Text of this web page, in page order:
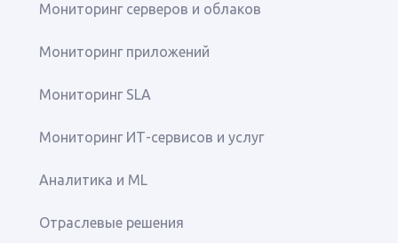
Мониторинг серверов и облаков
Мониторинг приложений
Мониторинг SLA
Мониторинг ИТ-сервисов и услуг
Аналитика и ML
Отраслевые решения